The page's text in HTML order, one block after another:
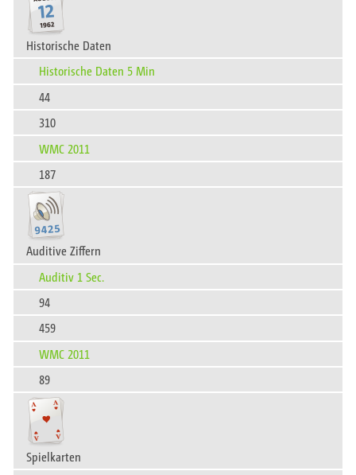
Historische Daten
Historische Daten 5 Min
44
310
WMC 2011
187
Auditive Ziffern
Auditiv 1 Sec.
94
459
WMC 2011
89
Spielkarten